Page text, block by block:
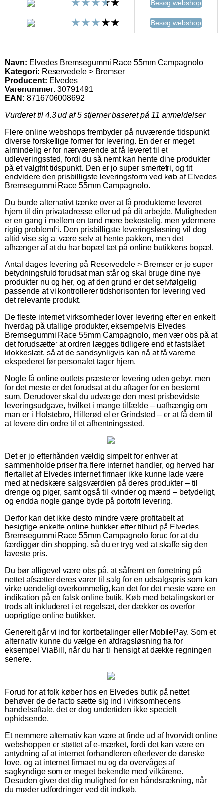
Besøg webshop
Besøg webshop
Navn: Elvedes Bremsegummi Race 55mm Campagnolo
Kategori: Reservedele > Bremser
Producent: Elvedes
Varenummer: 30791491
EAN: 8716706008692
Vurderet til 4.3 ud af 5 stjerner baseret på 11 anmeldelser
Flere online webshops frembyder på nuværende tidspunkt
diverse forskellige former for levering. En der er meget
almindelig er for nærværende at få leveret til et
udleveringssted, fordi du så nemt kan hente dine produkter
på et valgfrit tidspunkt. Den er jo super smertefri, og tit
endvidere den prisbilligste leveringsform ved køb af Elvedes
Bremsegummi Race 55mm Campagnolo.
Du burde alternativt tænke over at få produkterne leveret
hjem til din privatadresse eller ud på dit arbejde. Muligheden
er en gang i mellem en tand mere bekostelig, men ydermere
rigtig problemfri. Den prisbilligste leveringsløsning vil dog
altid vise sig at være selv at hente pakken, men det
afhænger af at du har bopæl tæt på online butikkens bopæl.
Antal dages levering på Reservedele > Bremser er jo super
betydningsfuld forudsat man står og skal bruge dine nye
produkter nu og her, og af den grund er det selvfølgelig
passende at vi kontrollerer tidshorisonten for levering ved
det relevante produkt.
De fleste internet virksomheder lover levering efter en enkelt
hverdag på utallige produkter, eksempelvis Elvedes
Bremsegummi Race 55mm Campagnolo, men vær obs på at
det forudsætter at ordren lægges tidligere end et fastslået
klokkeslæt, så at de sandsynligvis kan nå at få varerne
ekspederet før personalet tager hjem.
Nogle få online outlets præsterer levering uden gebyr, men
for det meste er det forudsat at du aftager for en bestemt
sum. Derudover skal du udvælge den mest prisbevidste
leveringsudgave, hvilket i mange tilfælde – uafhængig om
man er i Holstebro, Hillerød eller Grindsted – er at få dem til
at levere din ordre til et afhentningssted.
Det er jo efterhånden vældig simpelt for enhver at
sammenholde priser fra flere internet handler, og herved har
flertallet af Elvedes internet firmaer ikke kunne lade være
med at nedskære salgsværdien på deres produkter – til
drenge og piger, samt også til kvinder og mænd – betydeligt,
og endda nogle gange byde på portofri levering.
Derfor kan det ikke desto mindre være profitabelt at
besigtige enkelte online butikker efter tilbud på Elvedes
Bremsegummi Race 55mm Campagnolo forud for at du
færdiggør din shopping, så du er tryg ved at skaffe sig den
laveste pris.
Du bør alligevel være obs på, at såfremt en forretning på
nettet afsætter deres varer til salg for en udsalgspris som kan
virke uendeligt overkommelig, kan det for det meste være en
indikation på en falsk online butik. Køb med betalingskort er
trods alt inkluderet i et regelsæt, der dækker os overfor
uoprigtige online butikker.
Generelt går vi ind for kortbetalinger eller MobilePay. Som et
alternativ kunne du vælge en afdragsløsning fra for
eksempel ViaBill, når du har til hensigt at dække regningen
senere.
Forud for at folk køber hos en Elvedes butik på nettet
behøver de de facto sætte sig ind i virksomhedens
handelsaftale, det er dog undertiden ikke specielt
ophidsende.
Et nemmere alternativ kan være at finde ud af hvorvidt online
webshoppen er støttet af e-mærket, fordi det kan være en
antydning af at internet forhandleren efterlever de danske
love, og at internet firmaet nu og da overvåges af
sagkyndige som er meget bekendte med vilkårene.
Desuden giver det dig mulighed for en håndsrækning, når
du møder udfordringer ved dit indkøb.